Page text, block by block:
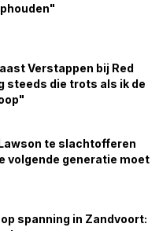
Verstappen bij Red
steeds die trots als ik de
te slachtofferen
volgende generatie moet
spanning in Zandvoort: